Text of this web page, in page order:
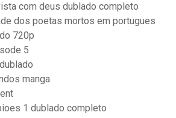
com deus dublado completo
dos poetas mortos em portugues
720p
5
manga
1 dublado completo